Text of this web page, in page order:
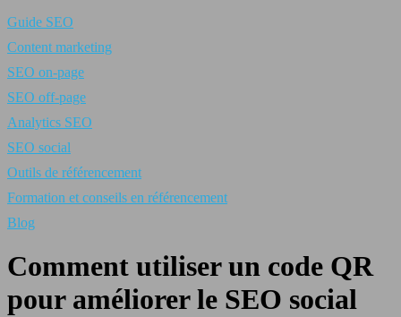
Guide SEO
Content marketing
SEO on-page
SEO off-page
Analytics SEO
SEO social
Outils de référencement
Formation et conseils en référencement
Blog
Comment utiliser un code QR
pour améliorer le SEO social